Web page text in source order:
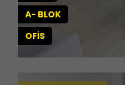
A- BLOK
OFİS